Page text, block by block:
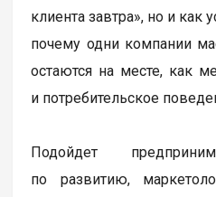
клиента завтра», но и как
почему одни компании
остаются на месте, как
и потребительское
Подойдет
по развитию,